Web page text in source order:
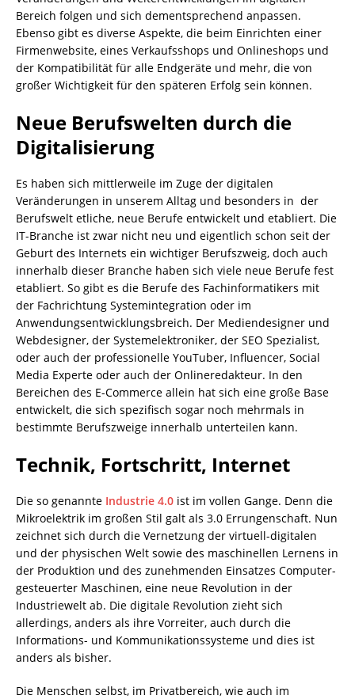
Bereich folgen und sich dementsprechend anpassen.
Ebenso gibt es diverse Aspekte, die beim Einrichten einer
Firmenwebsite, eines Verkaufsshops und Onlineshops und
der Kompatibilität für alle Endgeräte und mehr, die von
großer Wichtigkeit für den späteren Erfolg sein können.
Neue Berufswelten durch die
Digitalisierung
Es haben sich mittlerweile im Zuge der digitalen
Veränderungen in unserem Alltag und besonders in der
Berufswelt etliche, neue Berufe entwickelt und etabliert. Die
IT-Branche ist zwar nicht neu und eigentlich schon seit der
Geburt des Internets ein wichtiger Berufszweig, doch auch
innerhalb dieser Branche haben sich viele neue Berufe fest
etabliert. So gibt es die Berufe des Fachinformatikers mit
der Fachrichtung Systemintegration oder im
Anwendungsentwicklungsbreich. Der Mediendesigner und
Webdesigner, der Systemelektroniker, der SEO Spezialist,
oder auch der professionelle YouTuber, Influencer, Social
Media Experte oder auch der Onlineredakteur. In den
Bereichen des E-Commerce allein hat sich eine große Base
entwickelt, die sich spezifisch sogar noch mehrmals in
bestimmte Berufszweige innerhalb unterteilen kann.
Technik, Fortschritt, Internet
Die so genannte Industrie 4.0 ist im vollen Gange. Denn die
Mikroelektrik im großen Stil galt als 3.0 Errungenschaft. Nun
zeichnet sich durch die Vernetzung der virtuell-digitalen
und der physischen Welt sowie des maschinellen Lernens in
der Produktion und des zunehmenden Einsatzes Computer-
gesteuerter Maschinen, eine neue Revolution in der
Industriewelt ab. Die digitale Revolution zieht sich
allerdings, anders als ihre Vorreiter, auch durch die
Informations- und Kommunikationssysteme und dies ist
anders als bisher.
Die Menschen selbst, im Privatbereich, wie auch im